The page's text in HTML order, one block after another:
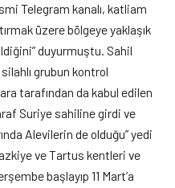
Telegram kanalı, katliam
üzere bölgeye yaklaşık
duyurmuştu. Sahil
grubun kontrol
tarafından da kabul edilen
Suriye sahiline girdi ve
Alevilerin de olduğu” yedi
ve Tartus kentleri ve
başlayıp 11 Mart’a